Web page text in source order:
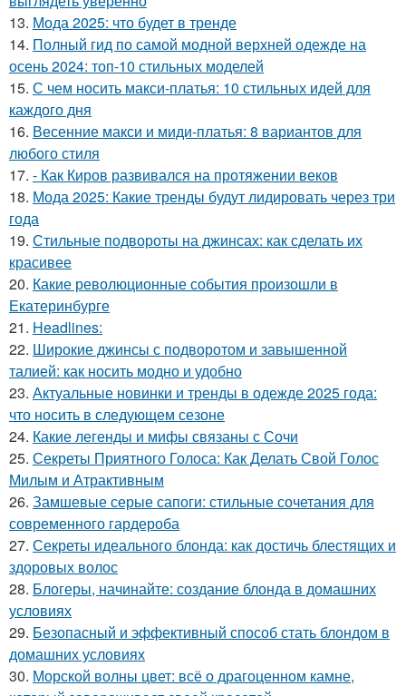
13. Мода 2025: что будет в тренде
14. Полный гид по самой модной верхней одежде на
осень 2024: топ-10 стильных моделей
15. С чем носить макси-платья: 10 стильных идей для
каждого дня
16. Весенние макси и миди-платья: 8 вариантов для
любого стиля
17. - Как Киров развивался на протяжении веков
18. Мода 2025: Какие тренды будут лидировать через три
года
19. Стильные подвороты на джинсах: как сделать их
красивее
20. Какие революционные события произошли в
Екатеринбурге
21. Headlines:
22. Широкие джинсы с подворотом и завышенной
талией: как носить модно и удобно
23. Актуальные новинки и тренды в одежде 2025 года:
что носить в следующем сезоне
24. Какие легенды и мифы связаны с Сочи
25. Секреты Приятного Голоса: Как Делать Свой Голос
Милым и Атрактивным
26. Замшевые серые сапоги: стильные сочетания для
современного гардероба
27. Секреты идеального блонда: как достичь блестящих и
здоровых волос
28. Блогеры, начинайте: создание блонда в домашних
условиях
29. Безопасный и эффективный способ стать блондом в
домашних условиях
30. Морской волны цвет: всё о драгоценном камне,